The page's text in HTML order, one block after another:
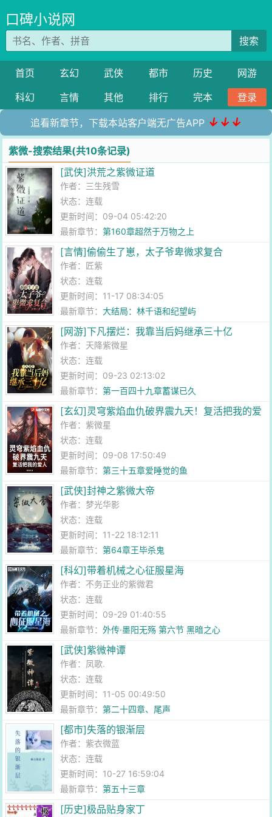
口碑小说网
搜索
首页 玄幻 武侠 都市 历史
网游
科幻
言情 其他 排行 完本 登录
追看新章节，下载本站客户端无广告APP ↓↓↓
紫微-搜索结果(共10条记录)
[武侠]洪荒之紫微证道
作者： 三生残雪
状态：连载
更新时间：09-04 05:42:20
最新章节：第160章超然于万物之上
[言情]偷偷生了崽，太子爷卑微求复合
作者： 匠紫
状态：连载
更新时间：11-17 08:34:05
最新章节：大结局：林千语和纪望屿
[网游]下凡摆烂：我靠当后妈继承三十亿
作者： 天降紫微星
状态：连载
更新时间：09-23 02:13:02
最新章节：第一百四十九章蓄谋已久
[玄幻]灵穹紫焰血仇破界震九天！复活把我的爱
人
作者：紫微星
状态：连载
更新时间：09-08 17:50:49
最新章节：第三十五章爱睡觉的鱼
[武侠]封神之紫微大帝
作者： 梦光华影
状态：连载
更新时间：11-22 18:12:11
最新章节：第64章王毕杀鬼
[科幻]带着机械之心征服星海
作者： 不务正业的紫微君
状态：连载
更新时间：09-29 01:40:55
最新章节：外传·墨阳无殇 第六节 黑暗之心
[武侠]紫微神谭
作者： 凤歌.
状态：连载
更新时间：11-05 00:49:50
最新章节：第二十四章、尾声
[都市]失落的银渐层
作者：紫衣微蓝
状态：连载
更新时间：10-27 16:59:04
最新章节：第五十三章
[历史]极品贴身家丁